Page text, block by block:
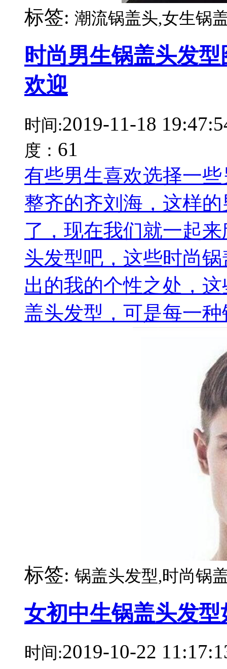
标签: 潮流锅盖头,女生锅
时尚男生锅盖头发
欢迎
时间:2019-11-18
度： 61
有些男生喜欢选择一
整齐的齐刘海，这样
了，现在我们就一起
头发型吧，这些时尚
出的我的个性之处，
盖头发型，可是每一种
标签: 锅盖头发型,时尚锅
女初中生锅盖头发型
时间:2019-10-22